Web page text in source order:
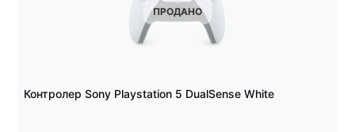
ПРОДАНО
Контролер Sony Playstation 5 DualSense White